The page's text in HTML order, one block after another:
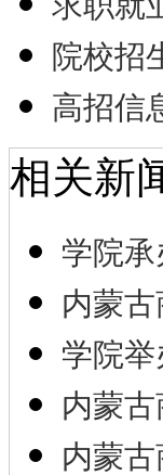
院校招
高招信
相关新
学院
内蒙
学院举
内蒙
内蒙